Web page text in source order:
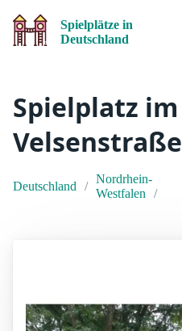
Spielplätze in
Deutschland
Spielplatz im
Velsenstraße
Deutschland
Nordrhein-
Westfalen